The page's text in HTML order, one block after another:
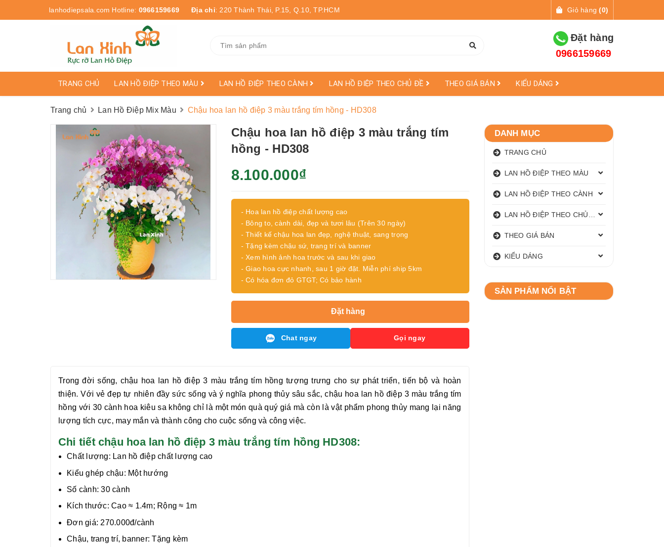
lanhodiepsala.com Hotline: 0966159669 Địa chỉ: 220 Thành Thái, P.15, Q.10, TP.HCM Giỏ hàng (0)
Đặt hàng
0966159669
TRANG CHỦ LAN HỒ ĐIỆP THEO MÀU LAN HỒ ĐIỆP THEO CÀNH LAN HỒ ĐIỆP THEO CHỦ ĐỀ THEO GIÁ BÁN KIỂU DÁNG
Trang chủ Lan Hồ Điệp Mix Màu Chậu hoa lan hồ điệp 3 màu trắng tím hồng - HD308
Chậu hoa lan hồ điệp 3 màu trắng tím
hồng - HD308
8.100.000₫
- Hoa lan hồ điệp chất lượng cao
- Bông to, cành dài, đẹp và tươi lâu (Trên 30 ngày)
- Thiết kế chậu hoa lan đẹp, nghệ thuật, sang trọng
- Tặng kèm chậu sứ, trang trí và banner
- Xem hình ảnh hoa trước và sau khi giao
- Giao hoa cực nhanh, sau 1 giờ đặt. Miễn phí ship 5km
- Có hóa đơn đỏ GTGT; Có bảo hành
Đặt hàng
Chat ngay Gọi ngay
Trong đời sống, chậu hoa lan hồ điệp 3 màu trắng tím hồng tượng trưng cho sự phát triển, tiến bộ và hoàn
thiện. Với vẻ đẹp tự nhiên đầy sức sống và ý nghĩa phong thủy sâu sắc,chậu hoa lan hồ điệp 3 màu trắng tím
hồng với 30 cành hoa kiêu sa không chỉ là một món quà quý giá mà còn là vật phẩm phong thủy mang lại năng
lượng tích cực, may mắn và thành công cho cuộc sống và công việc.
Chi tiết chậu hoa lan hồ điệp 3 màu trắng tím hồng HD308:
Chất lượng: Lan hồ điệp chất lượng cao
Kiểu ghép chậu: Một hướng
Số cành: 30 cành
Kích thước: Cao ≈ 1.4m; Rộng ≈ 1m
Đơn giá: 270.000đ/cành
Chậu, trang trí, banner: Tặng kèm
DANH MỤC
TRANG CHỦ
LAN HỒ ĐIỆP THEO MÀU
LAN HỒ ĐIỆP THEO CÀNH
LAN HỒ ĐIỆP THEO CHỦ ĐỀ
THEO GIÁ BÁN
KIỂU DÁNG
SẢN PHẨM NỔI BẬT